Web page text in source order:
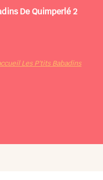
De Quimperlé 2
Les P'tits Babadins